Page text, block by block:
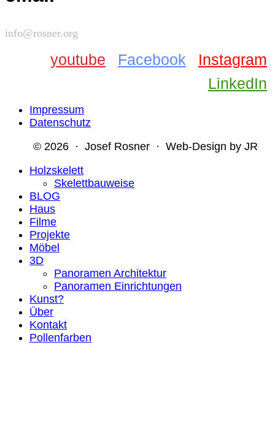
info@rosner.org
youtube Facebook
Instagram
LinkedIn
Impressum
Datenschutz
© 2026 · Josef Rosner · Web-Design by JR
Holzskelett
Skelettbauweise
BLOG
Haus
Filme
Projekte
Möbel
3D
Panoramen Architektur
Panoramen Einrichtungen
Kunst?
Über
Kontakt
Pollenfarben